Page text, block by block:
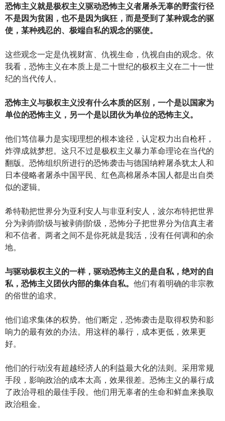
恐怖主义就是极权主义驱动恐怖主义者屠杀无辜的野蛮行径
不是因为贫困，也不是因为疯狂，而是受到了某种观念的驱
使，某种残忍的、极端自私的观念的驱使。
这些观念一定是仇视财富、仇视生命，仇视自由的观念。依
我看，恐怖主义在本质上是二十世纪的极权主义在二十一世
纪的当代传人。
恐怖主义与极权主义没有什么本质的区别，一个是以国家为
单位的恐怖主义，另一个是以团伙为单位的恐怖主义。
他们笃信暴力是实现理想的根本途径，认定权力出自枪杆，
炸弹成就梦想。这只不过是极权主义暴力革命理论在当代的
翻版。恐怖组织所进行的恐怖袭击与德国纳粹屠杀犹太人和
日本侵略者屠杀中国平民、红色高棉屠杀本国人都是出自类
似的逻辑。
希特勒把世界分为亚利安人与非亚利安人，波尔布特把世界
分为剥削阶级与被剥削阶级，恐怖分子把世界分为信真主者
和不信者。两者之间不是你死就是我活，没有任何调和的余
地。
与驱动极权主义的一样，驱动恐怖主义的是自私，绝对的自
私，恐怖主义团伙内部的集体自私。 他们有着明确的非宗教
的俗世的追求。
他们追求集体的权势。他们断定，恐怖袭击是取得权势和影
响力的最有效的办法。用这样的暴行，成本更低，效果更
好。
他们的行动没有超越经济人的利益最大化的法则。采用常规
手段，影响政治的成本太高，效果很差。恐怖主义的暴行成
了政治寻租的最佳手段。他们用无辜者的生命和鲜血来换取
政治租金。